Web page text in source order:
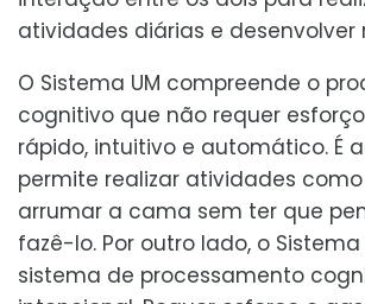
atividades diárias e desenvolver
O Sistema UM compreende o
cognitivo que não requer
rápido, intuitivo e automático. É
permite realizar atividades
arrumar a cama sem ter que
fazê-lo. Por outro lado, o
sistema de processamento